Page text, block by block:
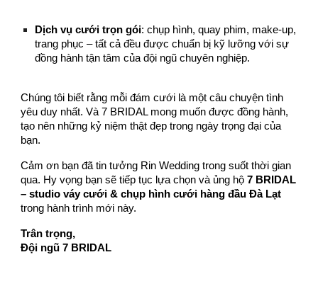
Dịch vụ cưới trọn gói: chụp hình, quay phim, make-up,
trang phục – tất cả đều được chuẩn bị kỹ lưỡng với sự
đồng hành tận tâm của đội ngũ chuyên nghiệp.
Chúng tôi biết rằng mỗi đám cưới là một câu chuyện tình
yêu duy nhất. Và 7 BRIDAL mong muốn được đồng hành,
tạo nên những kỷ niệm thật đẹp trong ngày trọng đại của
bạn.
Cảm ơn bạn đã tin tưởng Rin Wedding trong suốt thời gian
qua. Hy vọng bạn sẽ tiếp tục lựa chọn và ủng hộ7 BRIDAL
– studio váy cưới & chụp hình cưới hàng đầu Đà Lạt
trong hành trình mới này.
Trân trọng,
Đội ngũ 7 BRIDAL